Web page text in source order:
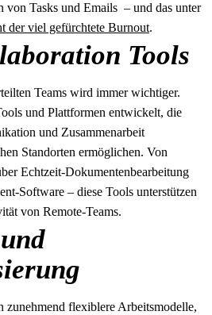
von Tasks und Emails – und das unter
der viel gefürchtete Burnout.
Tools
Teams wird immer wichtiger.
und Plattformen entwickelt, die
und Zusammenarbeit
Standorten ermöglichen. Von
Echtzeit-Dokumentenbearbeitung
Software – diese Tools unterstützen
von Remote-Teams.
zunehmend flexiblere Arbeitsmodelle,